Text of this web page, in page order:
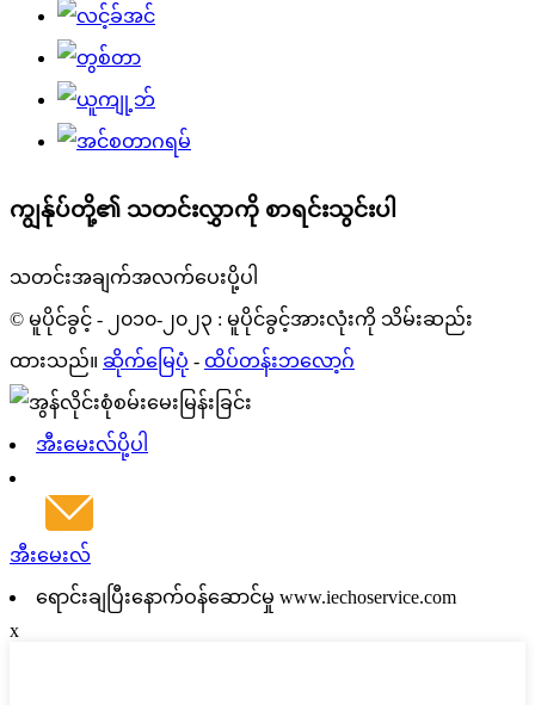
ကျွန်ုပ်တို့၏ သတင်းလွှာကို စာရင်းသွင်းပါ
သတင်းအချက်အလက်ပေးပို့ပါ
© မူပိုင်ခွင့် - ၂၀၁၀-၂၀၂၃ : မူပိုင်ခွင့်အားလုံးကို သိမ်းဆည်း
ထားသည်။ ဆိုက်မြေပုံ - ထိပ်တန်းဘလော့ဂ်
အီးမေးလ်ပို့ပါ
အီးမေးလ်
ရောင်းချပြီးနောက်ဝန်ဆောင်မှု www.iechoservice.com
x